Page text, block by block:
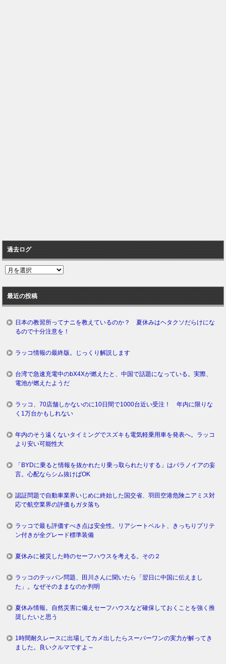
過去ログ
過
ロ
グ
最近の投稿
日本の教習所ってナニを教えているのか？ 夏休みはヘタクソだらけにな
るので十分注意を！
ラッコ情報の最終版。じっくり解説します
台湾で急速充電中のbX4Xが燃えたと、中国で話題になっている。実際、
電池が燃えたようだ
ラッコ、70店舗しかないのに10日間で1000台近い受注！ 年内に限りな
く1万台かもしれない
年内のそう遠くないタイミングでスズキも電気軽乗用車を発表へ。ラッコ
より安い可能性大
「BYDに乗ると情報を抜かれたり乗っ取られたりする」はパラノイアの妄
言。心配ならシム抜けばOK
認証問題で自動車業界いじめに終始した国交省、羽田空港危険ニアミス対
応で航空業界の評価もガタ落ち
ラッコで最も評価すべき点は安全性。リアシートベルト、きっちりプリテ
ン付きが全グレード標準装備
夏休みに被災した時のセーフハウスを考える。その２
ラッコのテッパン問題、田川さんに聞いたら「翌日に中国に伝えまし
た」。なぜそのままなのか判明
夏休み情報。自然災害に備えセーフハウスなど確保しておくことを強く推
奨したいと思う
1時間耐久レースに出場してカメ出したらスーパーワンの実力が解ってき
ました。良いクルマですよ～